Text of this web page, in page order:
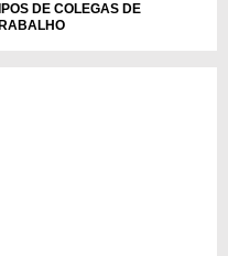
DE COLEGAS DE